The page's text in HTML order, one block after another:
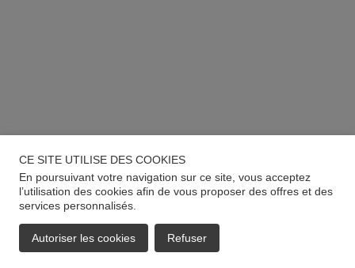
CE SITE UTILISE DES COOKIES
En poursuivant votre navigation sur ce site, vous acceptez
l’utilisation des cookies afin de vous proposer des offres et des
services personnalisés.
Autoriser les cookies Refuser